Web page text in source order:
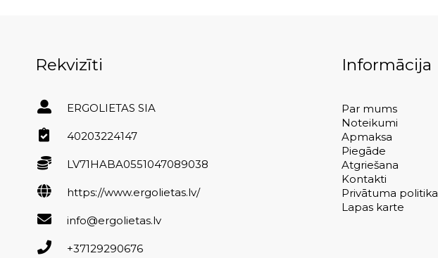
Rekvizīti
ERGOLIETAS SIA
40203224147
LV71HABA0551047089038
https://www.ergolietas.lv/
info@ergolietas.lv
+37129290676
Informācija
Par mums
Noteikumi
Apmaksa
Piegāde
Atgriešana
Kontakti
Privātuma politika
Lapas karte